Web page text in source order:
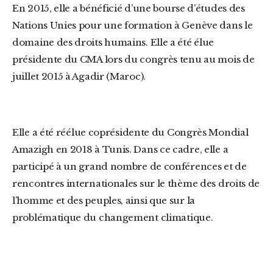
En 2015, elle a bénéficié d’une bourse d’études des
Nations Unies pour une formation à Genève dans le
domaine des droits humains. Elle a été élue
présidente du CMA lors du congrès tenu au mois de
juillet 2015 à Agadir (Maroc).
Elle a été réélue coprésidente du Congrès Mondial
Amazigh en 2018 à Tunis. Dans ce cadre, elle a
participé à un grand nombre de conférences et de
rencontres internationales sur le thème des droits de
l’homme et des peuples, ainsi que sur la
problématique du changement climatique.